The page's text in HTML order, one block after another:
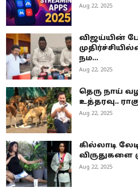
Aug 22, 2025
விஜய்யின்
நம...
Aug 22, 2025
தெரு நாய்
உத்தரவு..
Aug 22, 2025
கில்லாடி
விருதுகளை
Aug 22, 2025